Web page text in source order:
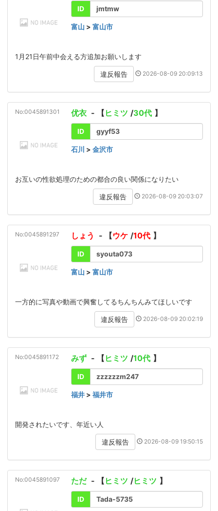
ID jmtmw
富山 > 富山市
1月21日午前中会える方追加お願いします
違反報告 2026-08-09 20:09:13
No:0045891301 优衣 - 【 ヒミツ /30代 】
ID gyyf53
石川 > 金沢市
お互いの性欲処理のための都合の良い関係になりたい
違反報告 2026-08-09 20:03:07
No:0045891297 しょう - 【ウケ /10代 】
ID syouta073
富山 > 富山市
一方的に写真や動画で興奮してるちんちんみてほしいです
違反報告 2026-08-09 20:02:19
No:0045891172 みず - 【 ヒミツ /10代 】
ID zzzzzzm247
福井 > 福井市
開発されたいです、年近い人
違反報告 2026-08-09 19:50:15
No:0045891097 ただ - 【 ヒミツ /ヒミツ 】
ID Tada-5735